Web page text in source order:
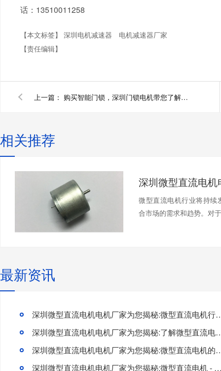
话：13510011258
【本文标签】 深圳电机减速器
电机减速器厂家
【责任编辑】
上一篇： 购买智能门锁，深圳门锁电机带您了解需要的小知识
相关推荐
微型直流电机行业将持续
合市场的需求和趋势。对
最新资讯
深圳微型直流电机电机厂家为您
深圳微型直流电机电机厂家为您揭
深圳微型直流电机电机厂家为
深圳微型直流电机电机厂家为您揭秘:微型直